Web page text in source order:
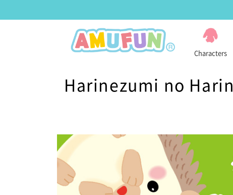
Characters
Harinezumi no Harin